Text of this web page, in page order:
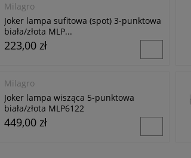
Milagro
Joker lampa sufitowa (spot) 3-punktowa
biała/złota MLP...
223,00 zł
Milagro
Joker lampa wisząca 5-punktowa
biała/złota MLP6122
449,00 zł